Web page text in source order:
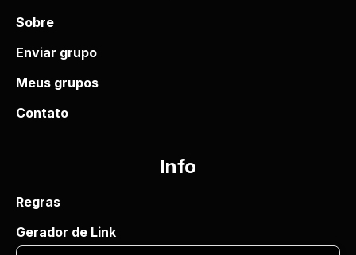
Sobre
Enviar grupo
Meus grupos
Contato
Info
Regras
Gerador de Link